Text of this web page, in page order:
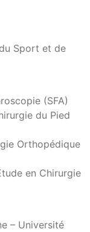
Sport et de
(SFA)
du Pied
Orthopédique
en Chirurgie
– Université